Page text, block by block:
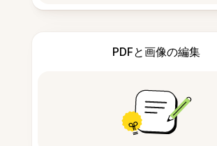
PDFと画像の編集